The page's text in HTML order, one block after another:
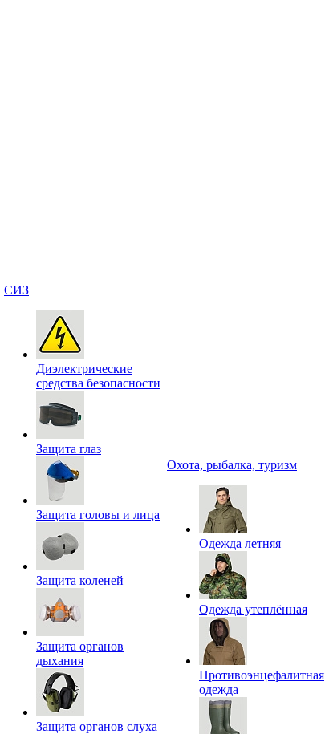
СИЗ
Диэлектрические
средства безопасности
Защита глаз
Защита головы и лица
Защита коленей
Защита органов
дыхания
Защита органов слуха
Охота, рыбалка, туризм
Одежда летняя
Одежда утеплённая
Противоэнцефалитная
одежда